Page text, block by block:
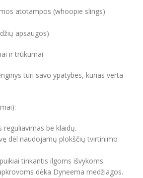
atotampos (whoopie slings)
apsaugos)
ir trūkumai
turi savo ypatybes, kurias verta
be klaidų.
dėl naudojamų plokščių tvirtinimo
tinkantis ilgoms išvykoms.
dėka Dyneema medžiagos.